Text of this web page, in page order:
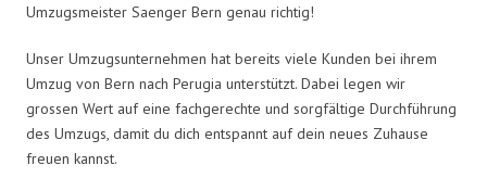
Umzugsmeister Saenger Bern genau richtig!
Unser Umzugsunternehmen hat bereits viele Kunden bei ihrem
Umzug von Bern nach Perugia unterstützt. Dabei legen wir
grossen Wert auf eine fachgerechte und sorgfältige Durchführung
des Umzugs, damit du dich entspannt auf dein neues Zuhause
freuen kannst.